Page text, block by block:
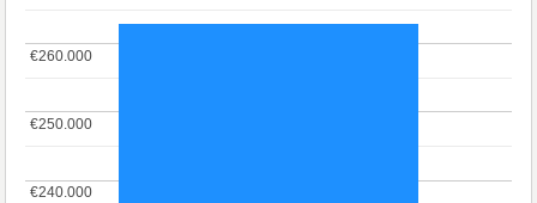
€240.000
€240.000
€250.000
€250.000
€260.000
€260.000